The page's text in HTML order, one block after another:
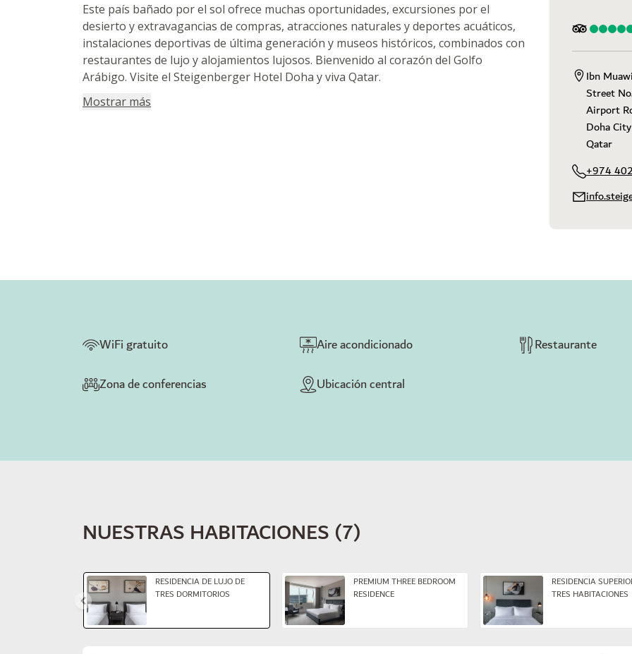
Este país bañado por el sol ofrece muchas oportunidades, excursiones por el
desierto y extravagancias de compras, atracciones naturales y deportes acuáticos,
instalaciones deportivas de última generación y museos históricos, combinados con
restaurantes de lujo y alojamientos lujosos. Bienvenido al corazón del Golfo
Arábigo. Visite el Steigenberger Hotel Doha y viva Qatar.
Mostrar más
Ibn
Street
Airport
Doha City
Qatar
+974
WiFi gratuito Aire acondicionado
Restaurante
Zona de conferencias
Ubicación central
NUESTRAS HABITACIONES(7)
Diapositiva 1 de 4RESIDENCIA DE LUJO DE
TRES DORMITORIOS
PREMIUM THREE BEDROOM
RESIDENCE
RESIDENCIA
TRES HABITACIONES